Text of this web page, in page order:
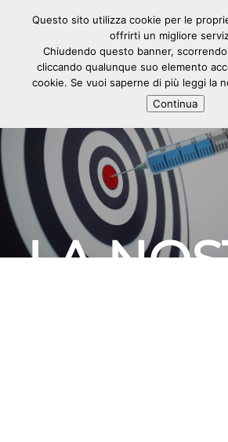
LA
Questo sito utilizza cookie per le
offrirti un migliore
Chiudendo questo banner,
cliccando qualunque suo elemento
cookie. Se vuoi saperne di più leggi la
Continua